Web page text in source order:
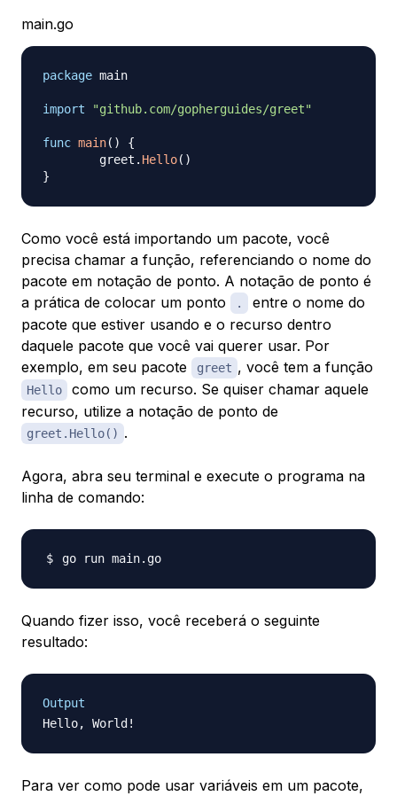
main.go
package main
import "github.com/gopherguides/greet"
func main( )
{
	greet
. Hello( )
}
Como você está importando um pacote, você
precisa chamar a função, referenciando o nome do
pacote em notação de ponto. A notação de ponto é
a prática de colocar um ponto
.
entre o nome do
pacote que estiver usando e o recurso dentro
daquele pacote que você vai querer usar. Por
exemplo, em seu pacote
greet , você tem a função
Hello
como um recurso. Se quiser chamar aquele
recurso, utilize a notação de ponto de
greet.Hello() .
Agora, abra seu terminal e execute o programa na
linha de comando:
Quando fizer isso, você receberá o seguinte
resultado:
Output
Para ver como pode usar variáveis em um pacote,